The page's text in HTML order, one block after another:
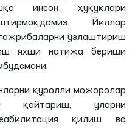
инсон ҳуқуқлари
Йиллар
ўзлаштириш
яхши натижа бериши
қуролли можоролар
қайтариш, уларни
қилиш ва